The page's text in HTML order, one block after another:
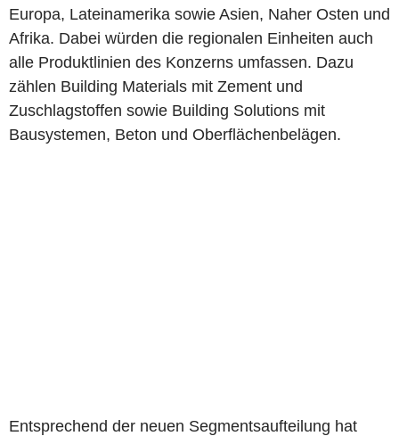
Europa, Lateinamerika sowie Asien, Naher Osten und
Afrika. Dabei würden die regionalen Einheiten auch
alle Produktlinien des Konzerns umfassen. Dazu
zählen Building Materials mit Zement und
Zuschlagstoffen sowie Building Solutions mit
Bausystemen, Beton und Oberflächenbelägen.
Entsprechend der neuen Segmentsaufteilung hat